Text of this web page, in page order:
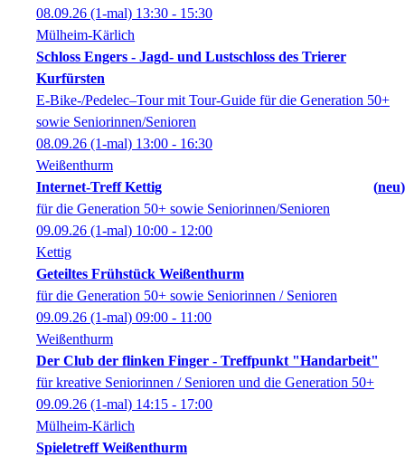
08.09.26 (1-mal) 13:30 - 15:30
Mülheim-Kärlich
Schloss Engers - Jagd- und Lustschloss des Trierer
Kurfürsten
E-Bike-/Pedelec–Tour mit Tour-Guide für die Generation 50+
sowie Seniorinnen/Senioren
08.09.26 (1-mal) 13:00 - 16:30
Weißenthurm
Internet-Treff Kettig
neu
für die Generation 50+ sowie Seniorinnen/Senioren
09.09.26 (1-mal) 10:00 - 12:00
Kettig
Geteiltes Frühstück Weißenthurm
für die Generation 50+ sowie Seniorinnen / Senioren
09.09.26 (1-mal) 09:00 - 11:00
Weißenthurm
Der Club der flinken Finger - Treffpunkt "Handarbeit"
für kreative Seniorinnen / Senioren und die Generation 50+
09.09.26 (1-mal) 14:15 - 17:00
Mülheim-Kärlich
Spieletreff Weißenthurm